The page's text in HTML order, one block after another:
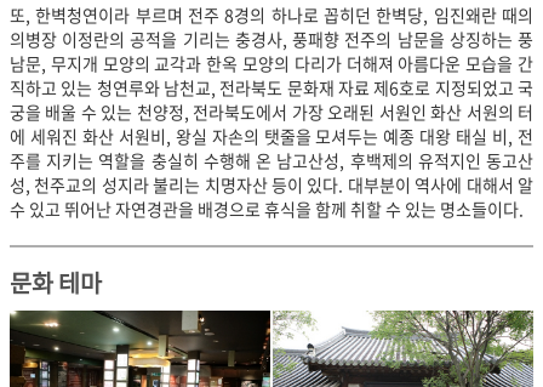
또, 한벽청연이라 부르며 전주 8경의 하나로 꼽히던 한벽당, 임진왜란 때의
의병장 이정란의 공적을 기리는 충경사, 풍패향 전주의 남문을 상징하는 풍
남문, 무지개 모양의 교각과 한옥 모양의 다리가 더해져 아름다운 모습을 간
직하고 있는 청연루와 남천교, 전라북도 문화재 자료 제6호로 지정되었고 국
궁을 배울 수 있는 천양정, 전라북도에서 가장 오래된 서원인 화산 서원의 터
에 세워진 화산 서원비, 왕실 자손의 탯줄을 모셔두는 예종 대왕 태실 비, 전
주를 지키는 역할을 충실히 수행해 온 남고산성, 후백제의 유적지인 동고산
성, 천주교의 성지라 불리는 치명자산 등이 있다. 대부분이 역사에 대해서 알
수 있고 뛰어난 자연경관을 배경으로 휴식을 함께 취할 수 있는 명소들이다.
문화 테마